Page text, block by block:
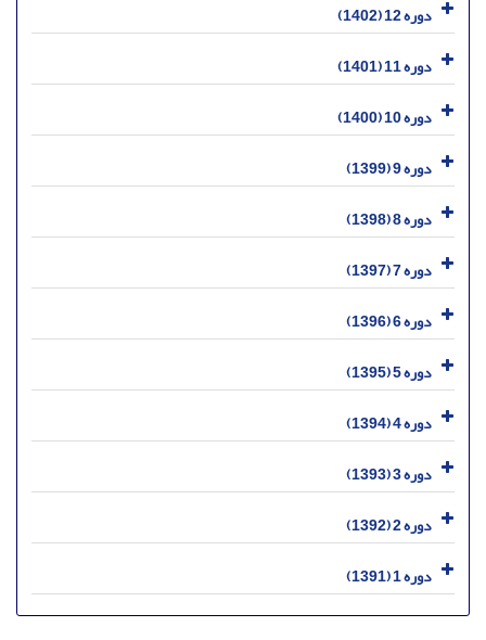
دوره 12 (1402)
دوره 11 (1401)
دوره 10 (1400)
دوره 9 (1399)
دوره 8 (1398)
دوره 7 (1397)
دوره 6 (1396)
دوره 5 (1395)
دوره 4 (1394)
دوره 3 (1393)
دوره 2 (1392)
دوره 1 (1391)